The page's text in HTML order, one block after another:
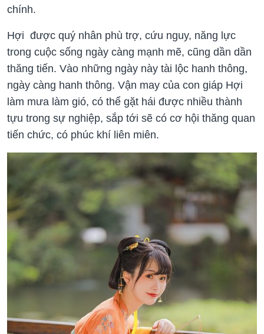
chính.
Hợi được quý nhân phù trợ, cứu nguy, năng lực
trong cuộc sống ngày càng mạnh mẽ, cũng dần dần
thăng tiến. Vào những ngày này tài lộc hanh thông,
ngày càng hanh thông. Vận may của con giáp Hợi
làm mưa làm gió, có thể gặt hái được nhiều thành
tựu trong sự nghiệp, sắp tới sẽ có cơ hội thăng quan
tiến chức, có phúc khí liên miên.